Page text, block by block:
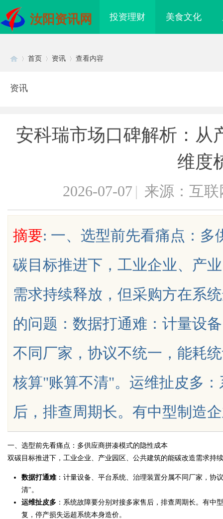
汝阳资讯网 投资理财 美食文化
uz
首页 资讯 查看内容
资讯
安科瑞市场口碑解析：从
维度
2026-07-07 | 来源：互联
摘要: 一、选型前先看痛点：多
碳目标推进下，工业企业、产
需求持续释放，但采购方在系
的问题：数据打通难：计量设
不同厂家，协议不统一，能耗
核算"账算不清"。运维扯皮多
后，排查周期长。有中型制造
一、选型前先看痛点：多供应商拼凑模式的隐性成本
双碳目标推进下，工业企业、产业园区、公共建筑的能碳改造需求持
数据打通难：计量设备、平台系统、治理装置分属不同厂家，协
清"。
运维扯皮多 ：系统故障要分别对接多家售后，排查周期长。有
复，停产损失远超系统本身造价。